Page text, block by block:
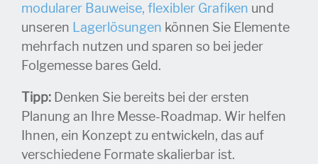
modularer Bauweise, flexibler Grafiken und
unseren Lagerlösungen können Sie Elemente
mehrfach nutzen und sparen so bei jeder
Folgemesse bares Geld.
Tipp: Denken Sie bereits bei der ersten
Planung an Ihre Messe-Roadmap. Wir helfen
Ihnen, ein Konzept zu entwickeln, das auf
verschiedene Formate skalierbar ist.